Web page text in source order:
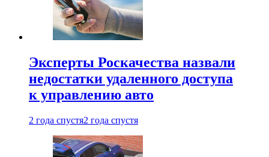
Эксперты Роскачества назвали
недостатки удаленного доступа
к управлению авто
2 года спустя2 года спустя